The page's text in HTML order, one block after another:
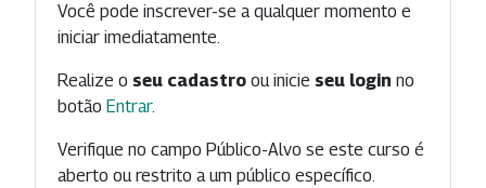
Você pode inscrever-se a qualquer momento e
iniciar imediatamente.
Realize o seu cadastro ou inicie seu login no
botão Entrar.
Verifique no campo Público-Alvo se este curso é
aberto ou restrito a um público específico.